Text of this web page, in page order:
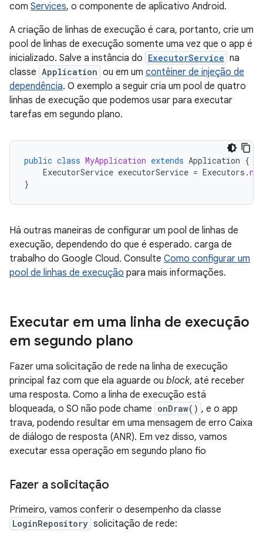
com Services, o componente de aplicativo Android.
A criação de linhas de execução é cara, portanto, crie um
pool de linhas de execução somente uma vez que o app é
inicializado. Salve a instância do ExecutorService na
classe Application ou em um contêiner de injeção de
dependência. O exemplo a seguir cria um pool de quatro
linhas de execução que podemos usar para executar
tarefas em segundo plano.
public class MyApplication extends Application {
ExecutorService executorService = Executors .
}
Há outras maneiras de configurar um pool de linhas de
execução, dependendo do que é esperado. carga de
trabalho do Google Cloud. Consulte Como configurar um
pool de linhas de execução para mais informações.
Executar em uma linha de execução
em segundo plano
Fazer uma solicitação de rede na linha de execução
principal faz com que ela aguarde ou block, até receber
uma resposta. Como a linha de execução está
bloqueada, o SO não pode chame onDraw() , e o app
trava, podendo resultar em uma mensagem de erro Caixa
de diálogo de resposta (ANR). Em vez disso, vamos
executar essa operação em segundo plano fio
Fazer a solicitação
Primeiro, vamos conferir o desempenho da classe
LoginRepository solicitação de rede: